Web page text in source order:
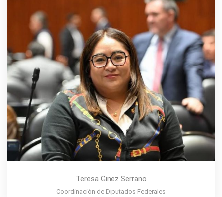
Teresa Ginez Serrano
Coordinación de Diputados Federales